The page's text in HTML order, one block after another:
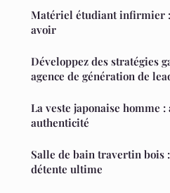
Matériel étudiant infirmier
avoir
Développez des stratégies
agence de génération de
La veste japonaise homme
authenticité
Salle de bain travertin bois
détente ultime